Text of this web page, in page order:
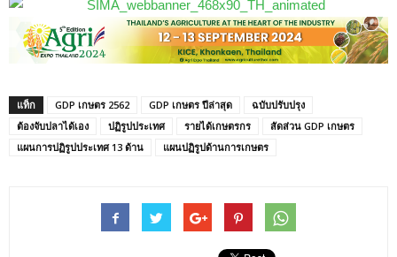
แท็ก GDP เกษตร 2562 GDP เกษตร ปีล่าสุด
ฉบับปรับปรุง
ต้องจับปลาได้เอง
ปฏิรูปประเทศ รายได้เกษตรกร
สัดส่วน GDP เกษตร
แผนการปฏิรูปประเทศ 13 ด้าน
แผนปฏิรูปด้านการเกษตร